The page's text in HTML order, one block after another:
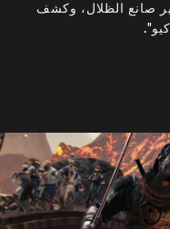
صانع الظلال، وكشف